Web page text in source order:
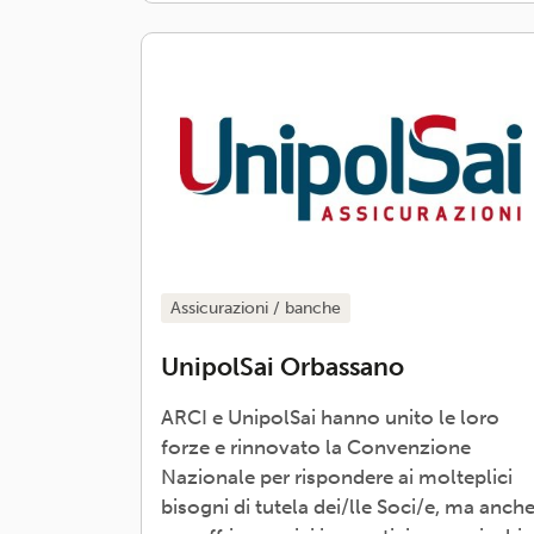
assicurazioni / banche
UnipolSai Orbassano
ARCI e UnipolSai hanno unito le loro
forze e rinnovato la Convenzione
Nazionale per rispondere ai molteplici
bisogni di tutela dei/lle Soci/e, ma anche